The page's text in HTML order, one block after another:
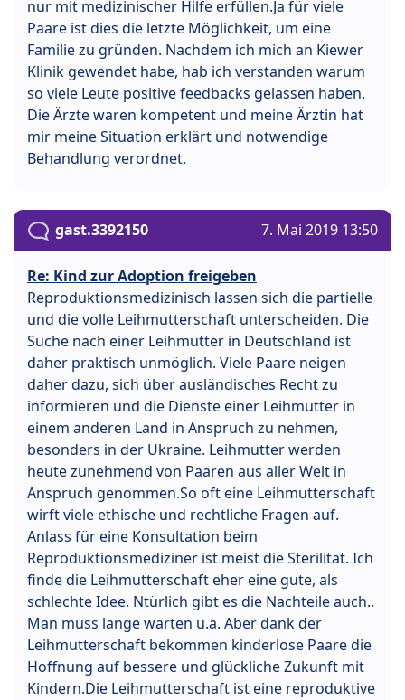
nur mit medizinischer Hilfe erfüllen.Ja für viele
Paare ist dies die letzte Möglichkeit, um eine
Familie zu gründen. Nachdem ich mich an Kiewer
Klinik gewendet habe, hab ich verstanden warum
so viele Leute positive feedbacks gelassen haben.
Die Ärzte waren kompetent und meine Ärztin hat
mir meine Situation erklärt und notwendige
Behandlung verordnet.
gast.3392150 7. Mai 2019 13:50
Re: Kind zur Adoption freigeben
Reproduktionsmedizinisch lassen sich die partielle
und die volle Leihmutterschaft unterscheiden. Die
Suche nach einer Leihmutter in Deutschland ist
daher praktisch unmöglich. Viele Paare neigen
daher dazu, sich über ausländisches Recht zu
informieren und die Dienste einer Leihmutter in
einem anderen Land in Anspruch zu nehmen,
besonders in der Ukraine. Leihmutter werden
heute zunehmend von Paaren aus aller Welt in
Anspruch genommen.So oft eine Leihmutterschaft
wirft viele ethische und rechtliche Fragen auf.
Anlass für eine Konsultation beim
Reproduktionsmediziner ist meist die Sterilität. Ich
finde die Leihmutterschaft eher eine gute, als
schlechte Idee. Ntürlich gibt es die Nachteile auch..
Man muss lange warten u.a. Aber dank der
Leihmutterschaft bekommen kinderlose Paare die
Hoffnung auf bessere und glückliche Zukunft mit
Kindern.Die Leihmutterschaft ist eine reproduktive